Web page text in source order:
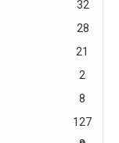
32
28
21
2
8
127